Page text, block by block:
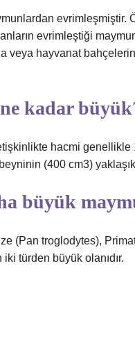
evrimleşmiştir.
evrimleştiği
veya hayvanat
kadar
hacmi
(400 cm3) yaklaşık
büyük
(Pan troglodytes),
türden büyük olanıdır.